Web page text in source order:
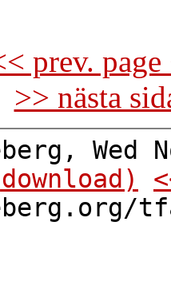
prev.
>> nästa
Wed